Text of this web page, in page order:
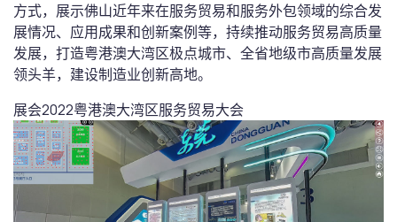
方式，展示佛山近年来在服务贸易和服务外包领域的综合发
展情况、应用成果和创新案例等，持续推动服务贸易高质量
发展，打造粤港澳大湾区极点城市、全省地级市高质量发展
领头羊，建设制造业创新高地。
展会2022粤港澳大湾区服务贸易大会